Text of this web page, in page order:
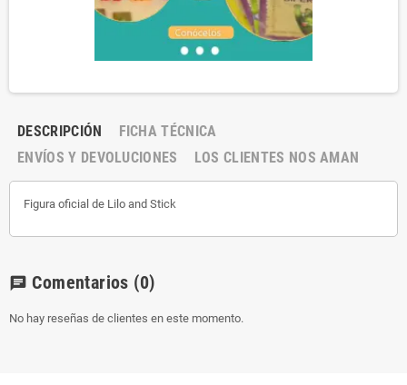
DESCRIPCIÓN
FICHA TÉCNICA
ENVÍOS Y DEVOLUCIONES
LOS CLIENTES NOS AMAN
Figura oficial de Lilo and Stick
chat Comentarios (0)
No hay reseñas de clientes en este momento.